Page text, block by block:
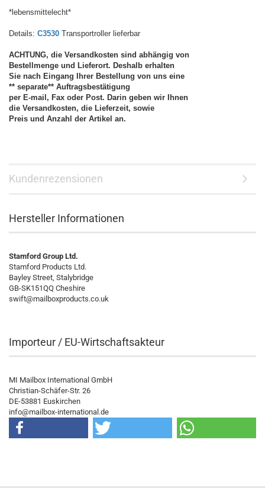
*lebensmittelecht*
Details: C3530 Transportroller lieferbar
ACHTUNG, die Versandkosten sind abhängig von
Bestellmenge und Lieferort. Deshalb erhalten
Sie nach Eingang Ihrer Bestellung von uns eine
** separate** Auftragsbestätigung
per E-mail, Fax oder Post. Darin geben wir Ihnen
die Versandkosten, die Lieferzeit, sowie
Preis und Anzahl der Artikel an.
Kundenrezensionen
Hersteller Informationen
Stamford Group Ltd.
Stamford Products Ltd.
Bayley Street, Stalybridge
GB-SK151QQ Cheshire
swift@mailboxproducts.co.uk
Importeur / EU-Wirtschaftsakteur
MI Mailbox International GmbH
Christian-Schäfer-Str. 26
DE-53881 Euskirchen
info@mailbox-international.de